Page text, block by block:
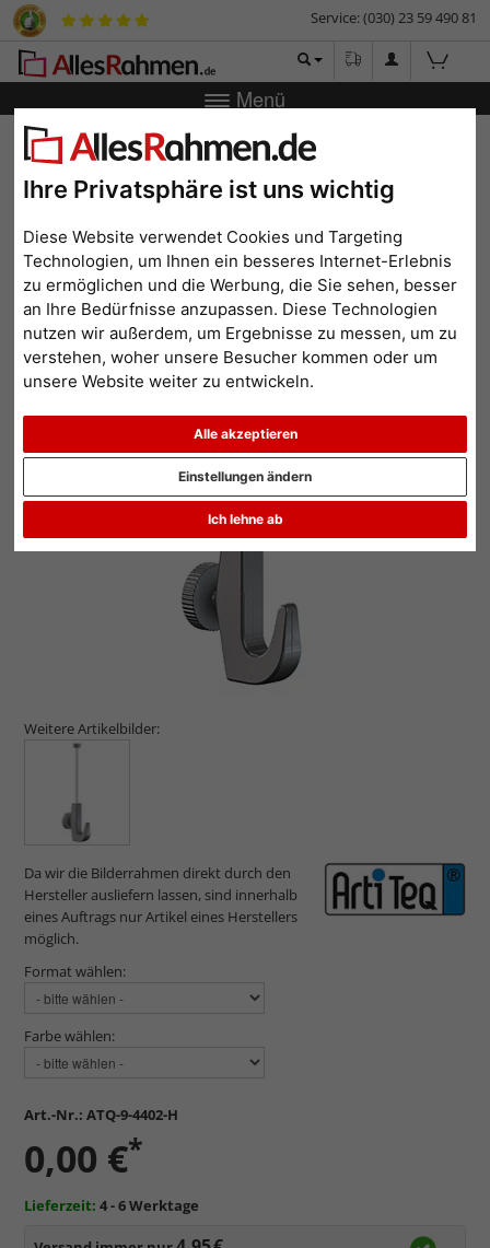
Ihre Privatsphäre ist uns wichtig
Diese Website verwendet Cookies und Targeting
Technologien, um Ihnen ein besseres Internet-Erlebnis
zu ermöglichen und die Werbung, die Sie sehen, besser
an Ihre Bedürfnisse anzupassen. Diese Technologien
nutzen wir außerdem, um Ergebnisse zu messen, um zu
verstehen, woher unsere Besucher kommen oder um
unsere Website weiter zu entwickeln.
Alle akzeptieren
Ich lehne ab
Einstellungen ändern
Service: (030) 23 59 490 81
Menü
Zurück Bilderrahmen-Shop Marken
Aufhängeset mit Gleiter bis 7 Kg
Aufhängeset mit Gleiter bis
7 Kg
Weitere Artikelbilder:
Da wir die Bilderrahmen direkt durch den
Hersteller ausliefern lassen, sind innerhalb
eines Auftrags nur Artikel eines Herstellers
möglich.
Format wählen:
Farbe wählen:
Art.-Nr.: ATQ-9-4402-H
0,00 €*
Lieferzeit: 4 - 6 Werktage